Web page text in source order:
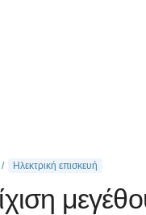
Ηλεκτρική επισκευή